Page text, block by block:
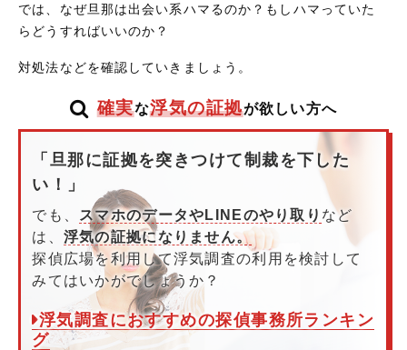
では、なぜ旦那は出会い系ハマるのか？もしハマっていた
らどうすればいいのか？
対処法などを確認していきましょう。
確実な浮気の証拠が欲しい方へ
「旦那に証拠を突きつけて制裁を下した
い！」
でも、 スマホのデータやLINEのやり取り など
は、 浮気の証拠になりません。
探偵広場を利用して浮気調査の利用を検討して
みてはいかがでしょうか？
浮気調査におすすめの探偵事務所ランキン
グ